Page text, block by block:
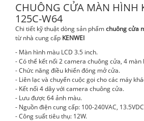
CHUÔNG CỬA MÀN HÌNH
125C-W64
Chi tiết kỹ thuật dòng sản phẩmchuông cửa
từ nhà cung cấp KENWEI
- Màn hình màu LCD 3.5 inch.
- Có thể kết nối 2 camera chuông cửa, 4 màn
- Chức năng điều khiển đóng mở cửa.
- Liên lạc và chuyển cuộc gọi cho các máy
- Kết nối 4 dây với camera chuông cửa.
- Lưu được 64 ảnh màu.
- Nguồn điện cung cấp: 100-240VAC,
- Công suất tiêu thụ: 12W.